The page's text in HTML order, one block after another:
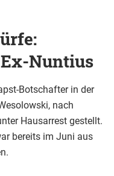
Nuntius
Botschafter in der
nach
Hausarrest gestellt.
bereits im Juni aus